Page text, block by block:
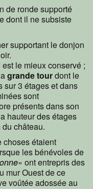
de ronde supporté
dont il ne subsiste
supportant le donjon
est le mieux conservé ;
grande tourdont le
sur 3 étages et dans
sont
présents dans son
hauteur des étages
château.
choses étaient
les bénévoles de
» ont entrepris des
mur Ouest de ce
voûtée adossée au